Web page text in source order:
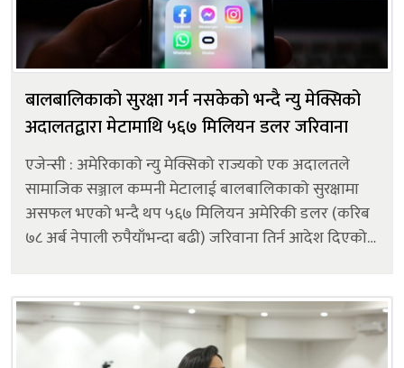
बालबालिकाको सुरक्षा गर्न नसकेको भन्दै न्यु मेक्सिको
अदालतद्वारा मेटामाथि ५६७ मिलियन डलर जरिवाना
एजेन्सी : अमेरिकाको न्यु मेक्सिको राज्यको एक अदालतले
सामाजिक सञ्जाल कम्पनी मेटालाई बालबालिकाको सुरक्षामा
असफल भएको भन्दै थप ५६७ मिलियन अमेरिकी डलर (करिब
७८ अर्ब नेपाली रुपैयाँभन्दा बढी) जरिवाना तिर्न आदेश दिएको